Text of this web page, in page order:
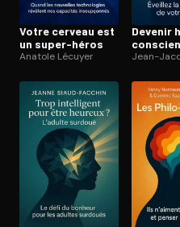
Ouvre l'app Appareil
Votre cerveau est
un super-héros
Anatole Lécuyer
Devenir